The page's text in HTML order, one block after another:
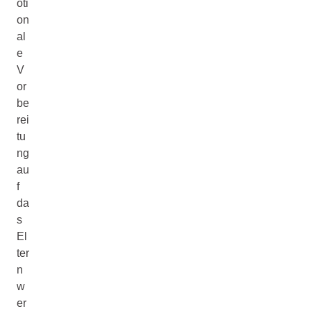
oti
on
al
e
V
or
be
rei
tu
ng
au
f
da
s
El
ter
n
w
er